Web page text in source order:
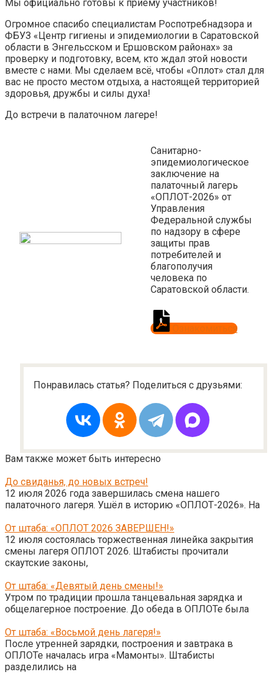
Мы официально готовы к приему участников!
Огромное спасибо специалистам Роспотребнадзора и
ФБУЗ «Центр гигиены и эпидемиологии в Саратовской
области в Энгельсском и Ершовском районах» за
проверку и подготовку, всем, кто ждал этой новости
вместе с нами. Мы сделаем всё, чтобы «Оплот» стал для
вас не просто местом отдыха, а настоящей территорией
здоровья, дружбы и силы духа!
До встречи в палаточном лагере!
Санитарно-
эпидемиологическое
заключение на
палаточный лагерь
«ОПЛОТ-2026» от
Управления
Федеральной службы
по надзору в сфере
защиты прав
потребителей и
благополучия
человека по
Саратовской области.
Ознакомиться
Понравилась статья? Поделиться с друзьями:
Вам также может быть интересно
До свиданья, до новых встреч!
12 июля 2026 года завершилась смена нашего
палаточного лагеря. Ушёл в историю «ОПЛОТ-2026». На
От штаба: «ОПЛОТ 2026 ЗАВЕРШЕН!»
12 июля состоялась торжественная линейка закрытия
смены лагеря ОПЛОТ 2026. Штабисты прочитали
скаутские законы,
От штаба: «Девятый день смены!»
Утром по традиции прошла танцевальная зарядка и
общелагерное построение. До обеда в ОПЛОТе была
От штаба: «Восьмой день лагеря!»
После утренней зарядки, построения и завтрака в
ОПЛОТе началась игра «Мамонты». Штабисты
разделились на